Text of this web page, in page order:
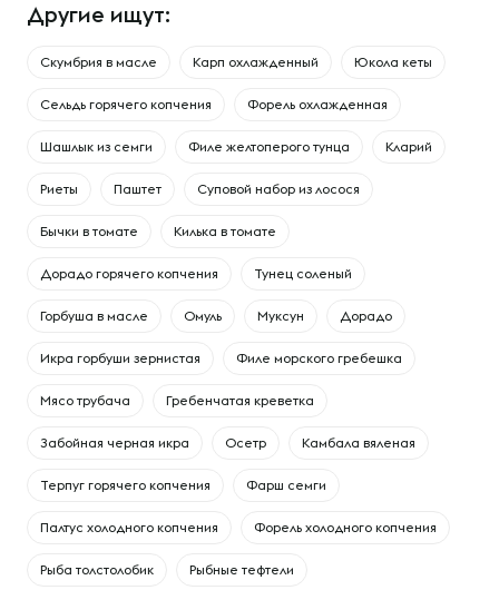
Другие ищут:
Скумбрия в масле Карп охлажденный Юкола кеты
Сельдь горячего копчения Форель охлажденная
Шашлык из семги Филе желтоперого тунца Кларий
Риеты Паштет Суповой набор из лосося
Бычки в томате Килька в томате
Дорадо горячего копчения Тунец соленый
Горбуша в масле Омуль Муксун Дорадо
Икра горбуши зернистая Филе морского гребешка
Мясо трубача Гребенчатая креветка
Забойная черная икра Осетр Камбала вяленая
Терпуг горячего копчения Фарш семги
Палтус холодного копчения Форель холодного копчения
Рыба толстолобик Рыбные тефтели